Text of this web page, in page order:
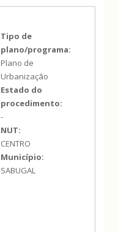
Tipo de
plano/programa:
Plano de
Urbanização
Estado do
procedimento:
-
NUT:
CENTRO
Município:
SABUGAL